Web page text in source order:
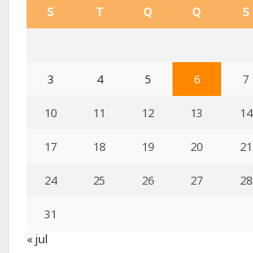
S T Q Q S
3 4 5 6 7
10 11 12 13 14
17 18 19 20 21
24 25 26 27 28
31
« jul